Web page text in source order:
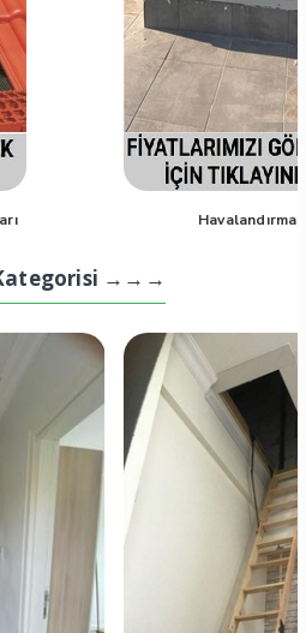
Havalandırma
→→→